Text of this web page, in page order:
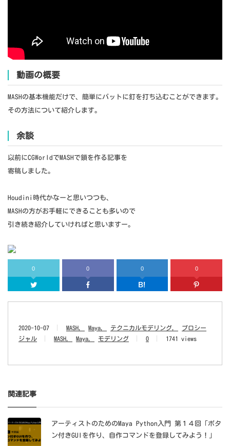
動画の概要
MASHの基本機能だけで、簡単にバットに釘を打ち込むことができます。
その方法について紹介します。
余談
以前にCGWorldでMASHで鎖を作る記事を
寄稿しました。
Houdini時代かなーと思いつつも、
MASHの方がお手軽にできることも多いので
引き続き紹介していければと思いますー。
0
Twitter
0
Facebook
0
はてなブッ
0
2020-10-07 MASH Maya テクニカルモデリング
プロシー
ジャル
MASH Maya モデリング 0 1741 views
関連記事
アーティストのためのMaya Python入門 第１４回「ボタ
ン付きGUIを作り、自作コマンドを登録してみよう！」